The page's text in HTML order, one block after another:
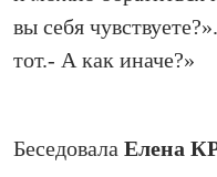
вы себя
тот.- А как иначе?»
Беседовала Елена